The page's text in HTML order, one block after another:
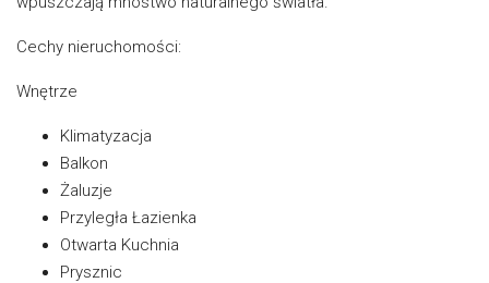
Cechy nieruchomości:
Wnętrze
Klimatyzacja
Balkon
Żaluzje
Przyległa Łazienka
Otwarta Kuchnia
Prysznic